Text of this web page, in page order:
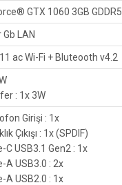
GTX 1060 3GB GDDR5
Gb LAN
ac Wi-Fi + Bluteooth v4.2
: 1x 3W
Girişi : 1x
Çıkışı : 1x (SPDIF)
C USB3.1 Gen2 : 1x
A USB3.0 : 2x
A USB2.0 : 1x